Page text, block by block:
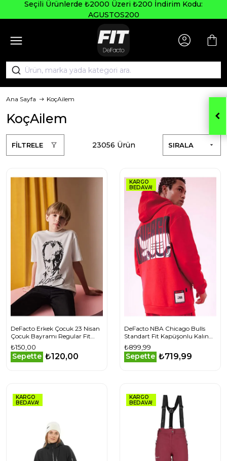
Seçili Ürünlerde ₺2000 Üzeri ₺200 İndirim Kodu:
AGUSTOS200
Ana Sayfa KoçAilem
KoçAilem
FİLTRELE SIRALA
23056 Ürün
DeFacto Erkek Çocuk 23 Nisan
Çocuk Bayramı Regular Fit
Bisiklet Yaka Baskılı Kısa Kollu
Tişört
₺150,00
Sepette ₺120,00
KARGO
BEDAVA!
DeFacto NBA Chicago Bulls
Standart Fit Kapüşonlu Kalın
Sweatshirt Kumaşı Sweatshirt
₺899,99
Sepette ₺719,99
KARGO
BEDAVA!
KARGO
BEDAVA!